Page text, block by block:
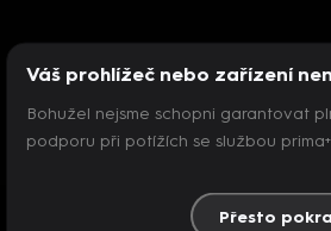
Váš prohlížeč nebo zařízení
Bohužel nejsme schopni garantovat
podporu při potížích se službou
Přesto